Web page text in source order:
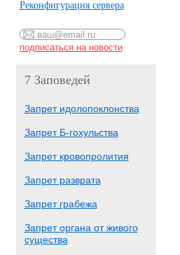
Реконфигурация сервера
7 Заповедей
Запрет идолопоклонства
Запрет Б-гохульства
Запрет кровопролития
Запрет разврата
Запрет грабежа
Запрет органа от живого
существа